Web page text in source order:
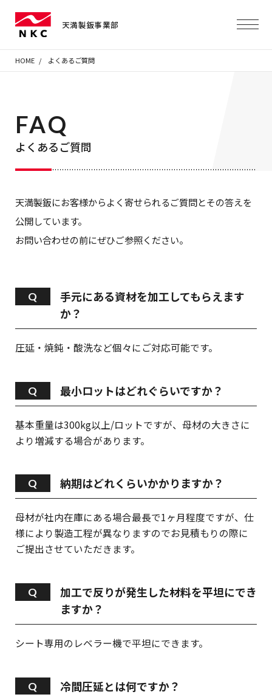
天満製鈑事業部
HOME よくあるご質問
FAQ
よくあるご質問
天満製鈑にお客様からよく寄せられるご質問とその答えを
公開しています。
お問い合わせの前にぜひご参照ください。
手元にある資材を加工してもらえます
か？
圧延・焼鈍・酸洗など個々にご対応可能です。
最小ロットはどれぐらいですか？
基本重量は300kg以上/ロットですが、母材の大きさに
より増減する場合があります。
納期はどれくらいかかりますか？
母材が社内在庫にある場合最長で1ヶ月程度ですが、仕
様により製造工程が異なりますのでお見積もりの際に
ご提出させていただきます。
加工で反りが発生した材料を平坦にでき
ますか？
シート専用のレベラー機で平坦にできます。
冷間圧延とは何ですか？